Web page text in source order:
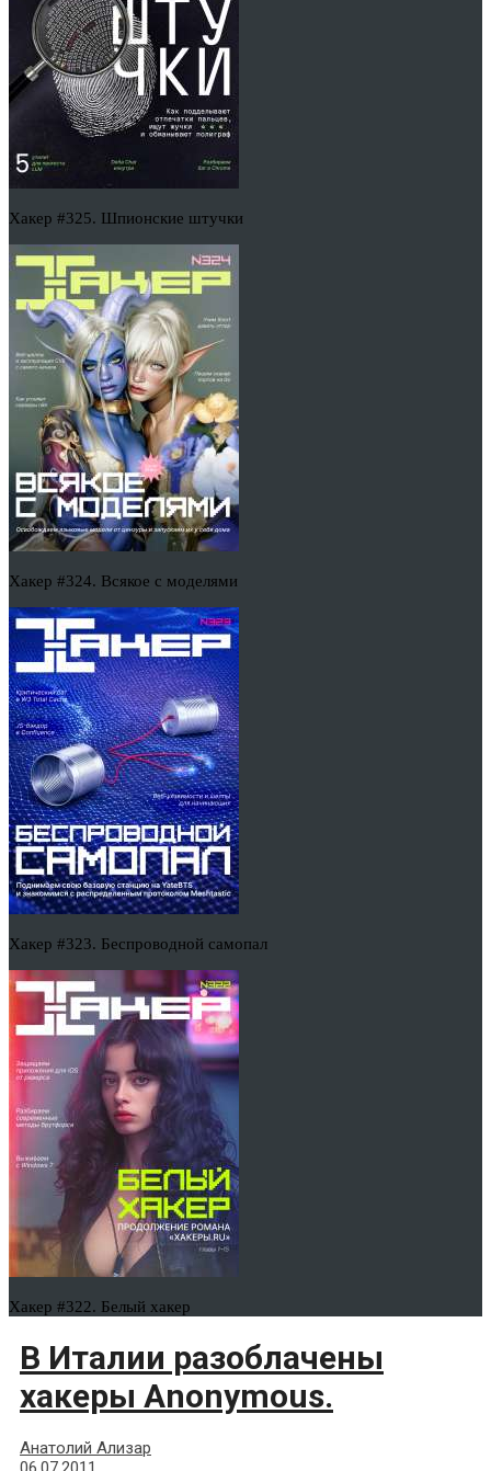
Хакер #325. Шпионские штучки
Хакер #324. Всякое с моделями
Хакер #323. Беспроводной самопал
Хакер #322. Белый хакер
В Италии разоблачены
хакеры Anonymous.
Анатолий Ализар